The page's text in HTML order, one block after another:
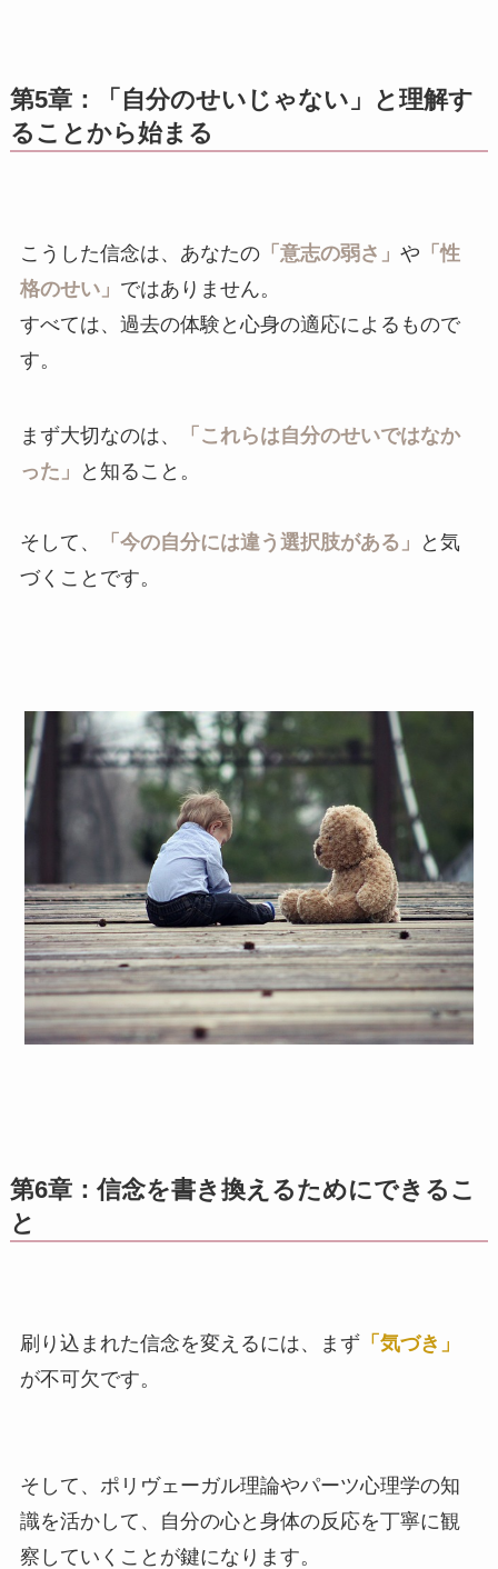
第5章：「自分のせいじゃない」と理解す
ることから始まる
こうした信念は、あなたの「意志の弱さ」 や 「性
格のせい」 ではありません。
すべては、過去の体験と心身の適応によるもので
す。
まず大切なのは、
「これらは自分のせいではなか
った」
と知ること。
そして、 「今の自分には違う選択肢がある」
と気
づくことです。
第6章：信念を書き換えるためにできるこ
と
刷り込まれた信念を変えるには、まず「気づき」
が不可欠です。
そして、ポリヴェーガル理論やパーツ心理学の知
識を活かして、自分の心と身体の反応を丁寧に観
察していくことが鍵になります。